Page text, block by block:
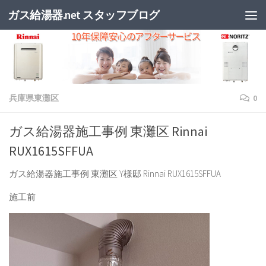
ガス給湯器.net スタッフブログ
兵庫県東灘区 0
ガス給湯器施工事例 東灘区 Rinnai
RUX1615SFFUA
ガス給湯器施工事例 東灘区 Y様邸 Rinnai RUX1615SFFUA
施工前